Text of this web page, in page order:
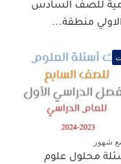
للصف السادس
الاولي منطقة...
شهور
محلول علوم